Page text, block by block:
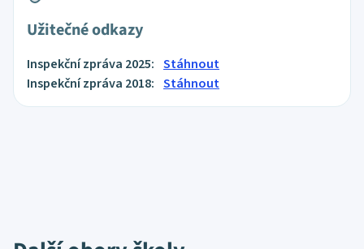
Užitečné odkazy
Inspekční zpráva 2025: Stáhnout
Inspekční zpráva 2018: Stáhnout